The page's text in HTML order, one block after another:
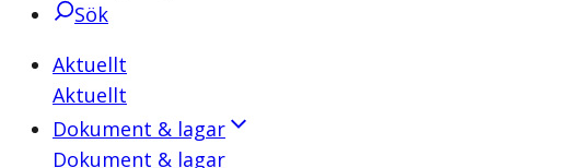
Sök
Aktuellt
Aktuellt
Dokument & lagar
Dokument & lagar